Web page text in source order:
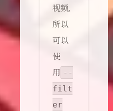
视频,
所以
可以
使
用 --
filt
er